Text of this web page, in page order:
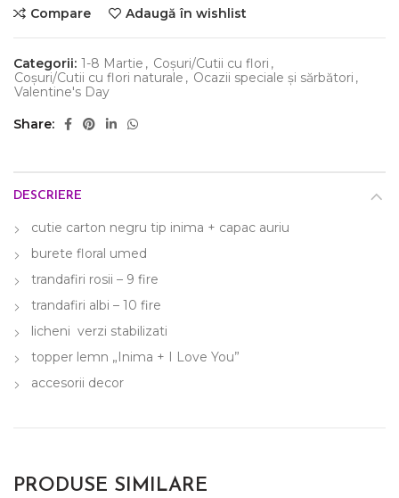
Compare
Adaugă în wishlist
Categorii: 1-8 Martie , Coșuri/Cutii cu flori ,
Coșuri/Cutii cu flori naturale , Ocazii speciale și sărbători ,
Valentine's Day
Share
DESCRIERE
cutie carton negru tip inima + capac auriu
burete floral umed
trandafiri rosii – 9 fire
trandafiri albi – 10 fire
licheni verzi stabilizati
topper lemn „Inima + I Love You”
accesorii decor
PRODUSE SIMILARE